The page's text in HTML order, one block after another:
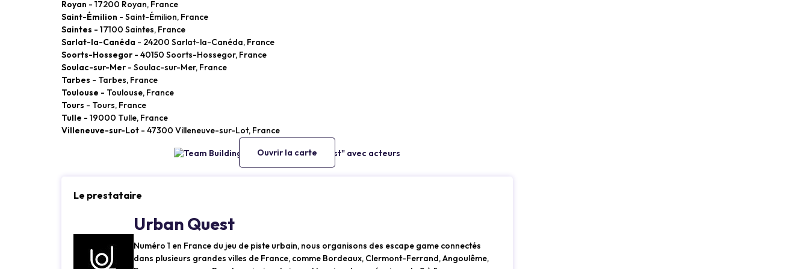
Royan - 17200 Royan, France
Saint-Émilion - Saint-Émilion, France
Saintes - 17100 Saintes, France
Sarlat-la-Canéda - 24200 Sarlat-la-Canéda, France
Soorts-Hossegor - 40150 Soorts-Hossegor, France
Soulac-sur-Mer - Soulac-sur-Mer, France
Tarbes - Tarbes, France
Toulouse - Toulouse, France
Tours - Tours, France
Tulle - 19000 Tulle, France
Villeneuve-sur-Lot - 47300 Villeneuve-sur-Lot, France
Ouvrir la carte
Le prestataire
Urban Quest
Numéro 1 en France du jeu de piste urbain, nous organisons des escape game connectés
dans plusieurs grandes villes de France, comme Bordeaux, Clermont-Ferrand, Angoulême,